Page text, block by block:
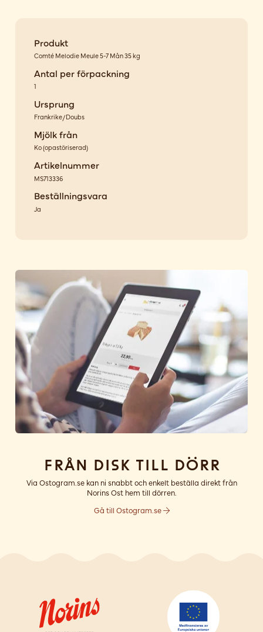
Produkt
Comté Melodie Meule 5-7 Mån 35 kg
Antal per förpackning
1
Ursprung
Frankrike/Doubs
Mjölk från
Ko(opastöriserad)
Artikelnummer
MS713336
Beställningsvara
Ja
Från disk till dörr
Via Ostogram.se kan ni snabbt och enkelt beställa direkt från
Norins Ost hem till dörren.
Gå till Ostogram.se